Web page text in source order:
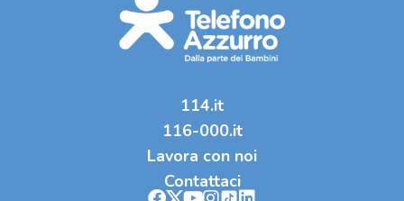
114.it
116-000.it
Lavora con noi
Contattaci